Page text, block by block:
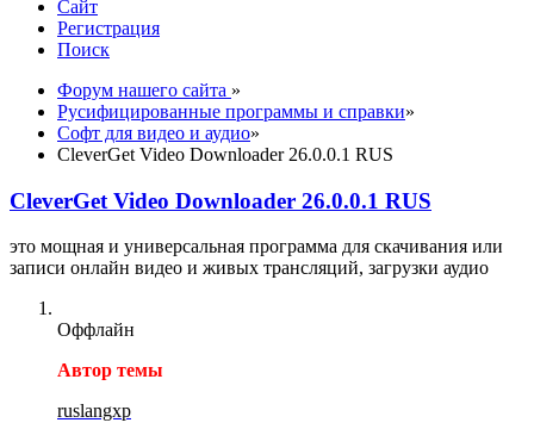
Сайт
Регистрация
Поиск
Форум нашего сайта »
Русифицированные программы и справки»
Софт для видео и аудио»
CleverGet Video Downloader 26.0.0.1 RUS
CleverGet Video Downloader 26.0.0.1 RUS
это мощная и универсальная программа для скачивания или
записи онлайн видео и живых трансляций, загрузки аудио
Оффлайн
Автор темы
ruslangxp